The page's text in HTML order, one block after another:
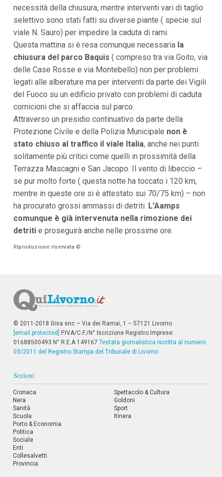
necessità della chiusura, mentre interventi vari di taglio
selettivo sono stati fatti su diverse piante ( specie sul
viale N. Sauro) per impedire la caduta di rami.
Questa mattina si è resa comunque necessaria la
chiusura del parco Baquis ( compreso tra via Goito, via
delle Case Rosse e via Montebello) non per problemi
legati alle alberature ma per interventi da parte dei Vigili
del Fuoco su un edificio privato con problemi di caduta
cornicioni che si affaccia sul parco.
Attraverso un presidio continuativo da parte della
Protezione Civile e della Polizia Municipale non è
stato chiuso al traffico il viale Italia, anche nei punti
solitamente più critici come quelli in prossimità della
Terrazza Mascagni e San Jacopo. Il vento di libeccio –
se pur molto forte ( questa notte ha toccato i 120 km,
mentre in queste ore si è attestato sui 70/75 km) – non
ha procurato grossi ammassi di detriti. L’Aamps
comunque è già intervenuta nella rimozione dei
detritie proseguirà anche nelle prossime ore.
Riproduzione riservata ©
© 2011-2018 Gisa snc – Via dei Ramai, 1 – 57121 Livorno
[email protected]
P.IVA/C.F./N° Iscrizione Registro Imprese:
01688500493 N° R.E.A 149167 Testata giornalistica iscritta al numero
03/2011 del Registro Stampa del Tribunale di Livorno
Sezioni
Cronaca
Nera
Sanità
Scuola
Porto & Economia
Politica
Sociale
Enti
Collesalvetti
Provincia
Spettacolo & Cultura
Goldoni
Sport
Itinera